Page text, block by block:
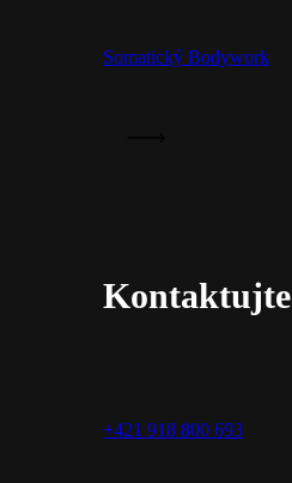
Somatický Bodywork
Kontaktujte
+421 918 800 693